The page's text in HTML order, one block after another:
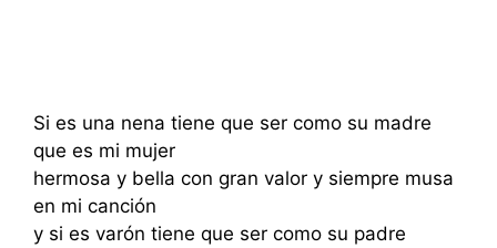
Si es una nena tiene que ser como su madre
que es mi mujer
hermosa y bella con gran valor y siempre musa
en mi canción
y si es varón tiene que ser como su padre